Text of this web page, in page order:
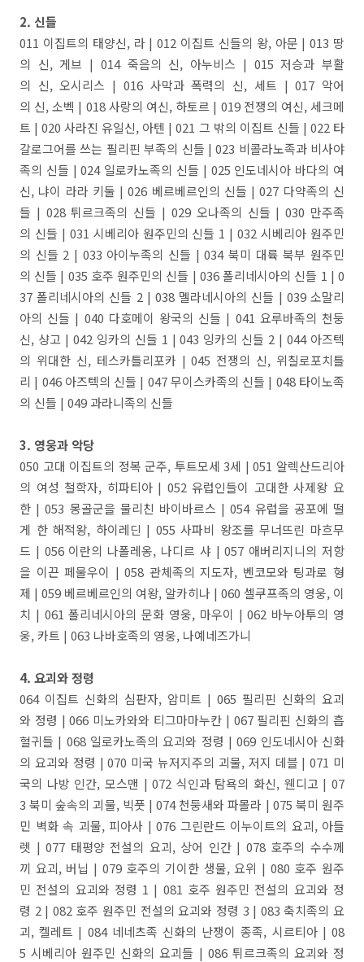
2. 신들
011 이집트의 태양신, 라 | 012 이집트 신들의 왕, 아문 | 013 땅
의 신, 게브 | 014 죽음의 신, 아누비스 | 015 저승과 부활
의 신, 오시리스 | 016 사막과 폭력의 신, 세트 | 017 악어
의 신, 소벡 | 018 사랑의 여신, 하토르 | 019 전쟁의 여신, 세크메
트 | 020 사라진 유일신, 아텐 | 021 그 밖의 이집트 신들 | 022 타
갈로그어를 쓰는 필리핀 부족의 신들 | 023 비콜라노족과 비사야
족의 신들 | 024 일로카노족의 신들 | 025 인도네시아 바다의 여
신, 냐이 라라 키둘 | 026 베르베르인의 신들 | 027 다약족의 신
들 | 028 튀르크족의 신들 | 029 오나족의 신들 | 030 만주족
의 신들 | 031 시베리아 원주민의 신들 1 | 032 시베리아 원주민
의 신들 2 | 033 아이누족의 신들 | 034 북미 대륙 북부 원주민
의 신들 | 035 호주 원주민의 신들 | 036 폴리네시아의 신들 1 | 0
37 폴리네시아의 신들 2 | 038 멜라네시아의 신들 | 039 소말리
아의 신들 | 040 다호메이 왕국의 신들 | 041 요루바족의 천둥
신, 샹고 | 042 잉카의 신들 1 | 043 잉카의 신들 2 | 044 아즈텍
의 위대한 신, 테스카틀리포카 | 045 전쟁의 신, 위칠로포치틀
리 | 046 아즈텍의 신들 | 047 무이스카족의 신들 | 048 타이노족
의 신들 | 049 과라니족의 신들
3. 영웅과 악당
050 고대 이집트의 정복 군주, 투트모세 3세 | 051 알렉산드리아
의 여성 철학자, 히파티아 | 052 유럽인들이 고대한 사제왕 요
한 | 053 몽골군을 물리친 바이바르스 | 054 유럽을 공포에 떨
게 한 해적왕, 하이레딘 | 055 사파비 왕조를 무너뜨린 마흐무
드 | 056 이란의 나폴레옹, 나디르 샤 | 057 애버리지니의 저항
을 이끈 페물우이 | 058 관체족의 지도자, 벤코모와 팅과로 형
제 | 059 베르베르인의 여왕, 알카히나 | 060 셀쿠프족의 영웅, 이
치 | 061 폴리네시아의 문화 영웅, 마우이 | 062 바누아투의 영
웅, 카트 | 063 나바호족의 영웅, 나예네즈가니
4. 요괴와 정령
064 이집트 신화의 심판자, 암미트 | 065 필리핀 신화의 요괴
와 정령 | 066 미노카와와 티그마마누칸 | 067 필리핀 신화의 흡
혈귀들 | 068 일로카노족의 요괴와 정령 | 069 인도네시아 신화
의 요괴와 정령 | 070 미국 뉴저지주의 괴물, 저지 데블 | 071 미
국의 나방 인간, 모스맨 | 072 식인과 탐욕의 화신, 웬디고 | 07
3 북미 숲속의 괴물, 빅풋 | 074 천둥새와 파몰라 | 075 북미 원주
민 벽화 속 괴물, 피아사 | 076 그린란드 이누이트의 요괴, 아들
렛 | 077 태평양 전설의 요괴, 상어 인간 | 078 호주의 수수께
끼 요괴, 버닙 | 079 호주의 기이한 생물, 요위 | 080 호주 원주
민 전설의 요괴와 정령 1 | 081 호주 원주민 전설의 요괴와 정
령 2 | 082 호주 원주민 전설의 요괴와 정령 3 | 083 축치족의 요
괴, 켈레트 | 084 네네츠족 신화의 난쟁이 종족, 시르티아 | 08
5 시베리아 원주민 신화의 요괴들 | 086 튀르크족의 요괴와 정